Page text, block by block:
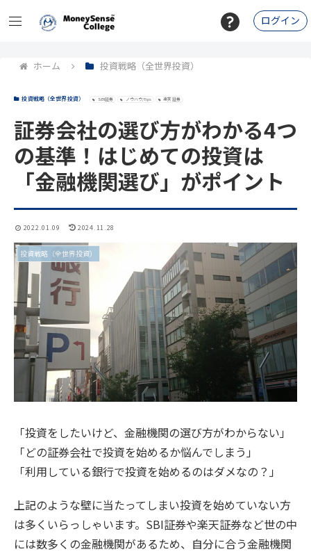
ログイン
ホーム 投資戦略（全世界投資）
投資戦略（全世界投資） SBI証券 ノウハウ/Tips 楽天証券
証券会社の選び方がわかる4つ
の基準！はじめての投資は
「金融機関選び」がポイント
投資戦略（全世界投資）
2022.01.09 2024.11.28
「投資をしたいけど、金融機関の選び方がわからない」
「どの証券会社で投資を始めるか悩んでしまう」
「利用している銀行で投資を始めるのはダメなの？」
上記のような壁に当たってしまい投資を始めていない方
は多くいらっしゃいます。SBI証券や楽天証券など世の中
には数多くの金融機関があるため、自分に合う金融機関